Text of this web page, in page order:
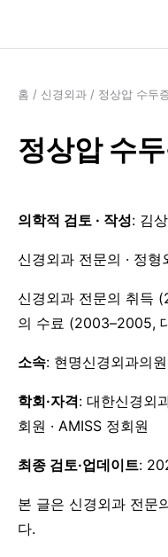
홈 / 신경외과 / 정상압 수두
정상압 수
의학적 검토 · 작성: 김
신경외과 전문의 · 정
신경외과 전문의 취득
의 수료 (2003–2005,
소속: 현명신경외과의
학회·자격: 대한신경외
회원 · AMISS 정회원
최종 검토·업데이트:
본 글은 신경외과 전문
다.